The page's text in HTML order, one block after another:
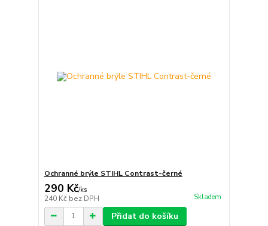
Ochranné brýle STIHL Contrast-černé
290 Kč/ks
240 Kč bez DPH Skladem
Přidat do košíku